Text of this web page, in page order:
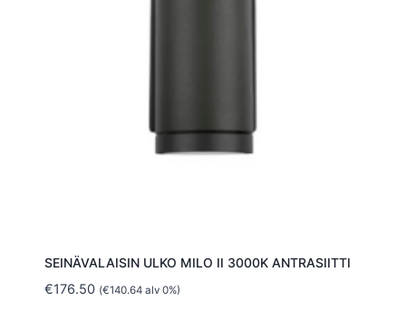
SEINÄVALAISIN ULKO MILO II 3000K ANTRASIITTI
€176.50 (€140.64alv 0%)